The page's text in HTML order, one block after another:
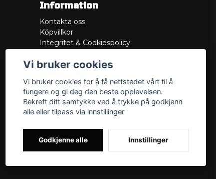
Information
Kontakta oss
Köpvillkor
Integritet & Cookiespolicy
Service/Garanti
Lådritning
Om oss
Vi bruker cookies
Vi bruker cookies for å få nettstedet vårt til å
fungere og gi deg den beste opplevelsen.
Bekreft ditt samtykke ved å trykke på godkjenn
alle eller tilpass via innstillinger
Godkjenne alle Innstillinger